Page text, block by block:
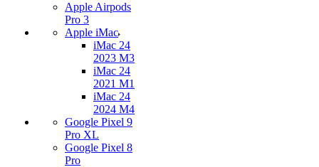
Apple Airpods
Pro 3
Apple iMac
iMac 24
2023 M3
iMac 24
2021 M1
iMac 24
2024 M4
Google Pixel 9
Pro XL
Google Pixel 8
Pro